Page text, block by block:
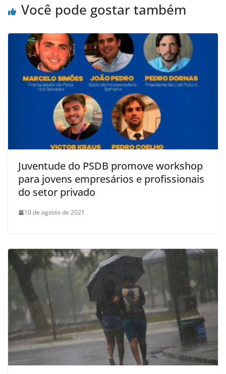
Você pode gostar também
Juventude do PSDB promove workshop
para jovens empresários e profissionais
do setor privado
10 de agosto de 2021